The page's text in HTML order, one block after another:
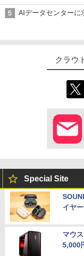
AIデータセンターに
クラウ
Special Site
イヤ
マウ
5,000